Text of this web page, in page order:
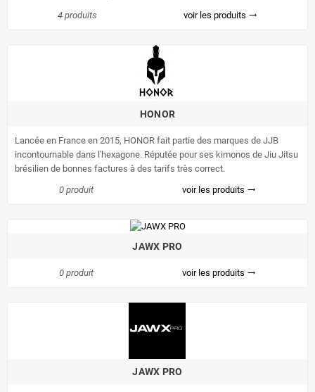
4 produits
voir les produits trending_flat
HONOR
Lancée en France en 2015, HONOR fait partie des marques de JJB
incontournable dans l'hexagone. Réputée pour ses kimonos de Jiu Jitsu
brésilien de bonnes factures à des tarifs très correct.
0 produit
voir les produits trending_flat
JAWX PRO
0 produit voir les produits trending_flat
JAWX PRO